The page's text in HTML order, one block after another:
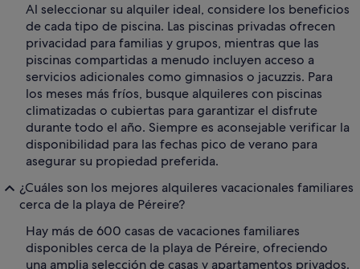
Al seleccionar su alquiler ideal, considere los beneficios
de cada tipo de piscina. Las piscinas privadas ofrecen
privacidad para familias y grupos, mientras que las
piscinas compartidas a menudo incluyen acceso a
servicios adicionales como gimnasios o jacuzzis. Para
los meses más fríos, busque alquileres con piscinas
climatizadas o cubiertas para garantizar el disfrute
durante todo el año. Siempre es aconsejable verificar la
disponibilidad para las fechas pico de verano para
asegurar su propiedad preferida.
¿Cuáles son los mejores alquileres vacacionales familiares
cerca de la playa de Péreire?
Hay más de 600 casas de vacaciones familiares
disponibles cerca de la playa de Péreire, ofreciendo
una amplia selección de casas y apartamentos privados.